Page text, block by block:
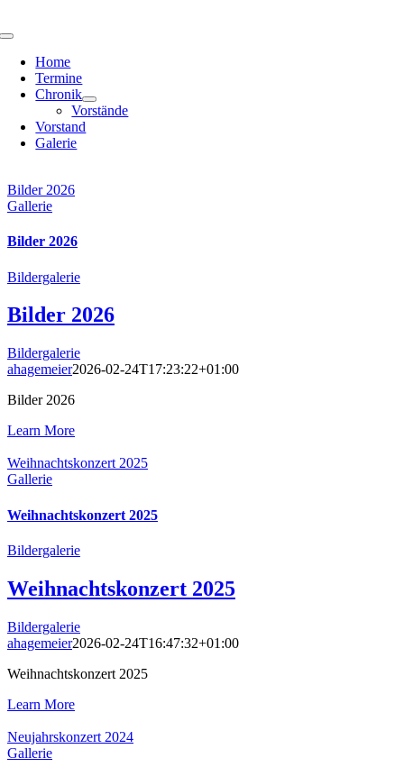
Inhalt
Toggle
NavigationHome
Termine
Chronik
Vorstände
Vorstand
Galerie
Bilder 2026
Gallerie
Bilder 2026
Bildergalerie
Bilder 2026
Bildergalerie
ahagemeier2026-02-24T17:23:22+01:00
Bilder 2026
Learn More
Weihnachtskonzert 2025
Gallerie
Weihnachtskonzert 2025
Bildergalerie
Weihnachtskonzert 2025
Bildergalerie
ahagemeier2026-02-24T16:47:32+01:00
Weihnachtskonzert 2025
Learn More
Neujahrskonzert 2024
Gallerie